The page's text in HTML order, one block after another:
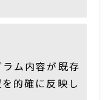
ム内容が既存
的確に反映し